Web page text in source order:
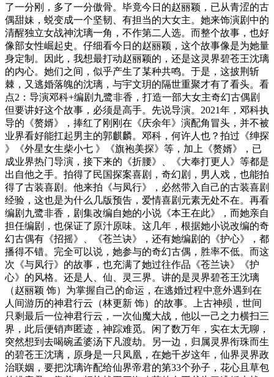
了一分刚，多了一分傲骨。毕竟今日的赵丽颖，已从青涩的古
偶甜妹，蜕变成一个坚韧、有担当的大女主。她来饰演剧中的
清醒独立女战神沈璃一角，不作第二人选。而整个故事，也好
像部女性崛起史。仔细看今日的赵丽颖，这个故事像是为她量
身定制。因此，我想最打动赵丽颖的，还是这灵界碧苍王沈璃
的内心。她们之间，似乎产生了某种共鸣。于是，这披荆斩
棘，又逃婚落魄的沈璃，与宇文玥的隔世重聚才有了看头。看
点2：导演邓科+编剧九鹭非香，打造一部大女主奇幻古偶剧
但要讲好这个故事，必须是高手。先说导演。2021年，邓科执
导的《赘婿》，捧红了刚刚在《庆余年》演配角冒头，并不被
业界看好能扛起男主的郭麒麟。邓科，何许人也？拍过《绅探
》《外星女生柴小七 》《旗袍美探》等，加上《赘婿》，已
成业界热门导演，接下来的《折腰》、《大奉打更人》等都是
出自他之手。拍得了民国探案喜剧，奇幻剧，男人戏，也能拍
得了古装喜剧。他来拍《与凤行》，必然带入自己的古装喜剧
经验，这也是为什么几版预告，爱情喜剧元素无处不在。再看
编剧九鹭非香，剧集改编自她的小说《本王在此》，而她亲自
担任编剧，也保证了原汁原味。这几年，根据她小说改编的奇
幻古偶有《招摇》、《苍兰诀》，还有她编剧的《护心》，都
播得不错。完全可以说，她参与的奇幻古偶，胜率不低。而这
次《与凤行》的故事，也充满了她过往作品《苍兰诀》《护
心》的风格。还是人、仙、灵三界。讲的是灵界碧苍王沈璃
（赵丽颖 饰）为掌握自己的命运，在逃婚过程中意外遇到在
人间游历的神君行云（林更新 饰）的故事。上古神殒，世间
只剩最后一位神君行云，一次仙魔大战，他以一己之力横扫三
界，此后便销声匿迹，神踪难觅。闲了数万年，实在太无聊，
突然想到去喝碗孟婆汤下凡渡劫。另一边，归属灵界衔珠而生
的碧苍王沈璃，原身是一只凤凰，在她千岁这年，仙界灵界政
治联姻，要把沈璃许配给仙界帝君的第33个孙子，花心且草包